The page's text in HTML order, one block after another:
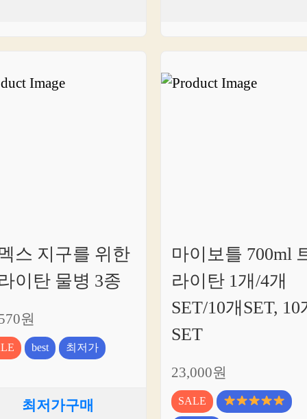
스 지구를 위한
이탄 물병 3종
원
best 최저가
최저가구매
마이보틀 700ml
라이탄 1개/4개
SET/10개SET, 10
SET
23,000원
SALE